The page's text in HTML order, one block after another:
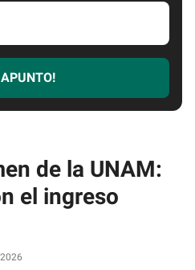
APUNTO!
de la UNAM:
el ingreso